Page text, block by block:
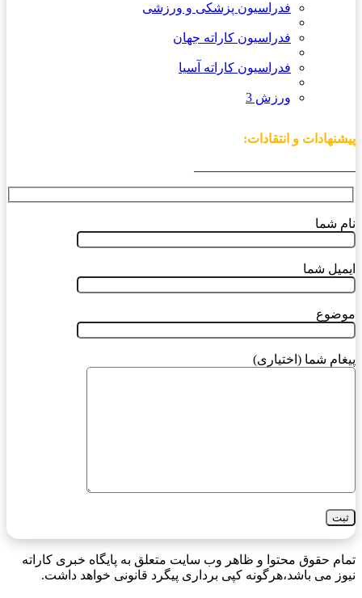
فدراسیون پزشکی و ورزشی
فدراسیون کاراته جهان
فدراسیون کاراته آسیا
ورزش 3
پیشنهادات و انتقادات:
نام شما
ایمیل شما
موضوع
پیغام شما (اختیاری)
تمام حقوق محتوا و ظاهر وب سایت متعلق به پایگاه خبری کاراته
نیوز می باشد،هرگونه کپی برداری پیگرد قانونی خواهد داشت.